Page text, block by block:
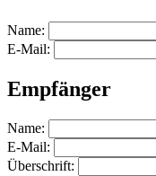
Name:
E-Mail:
Empfänger
Name:
E-Mail:
Überschrift: